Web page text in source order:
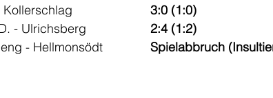
3:0 (1:0)
D. - Ulrichsberg
2:4 (1:2)
- Hellmonsödt
Spielabbruch